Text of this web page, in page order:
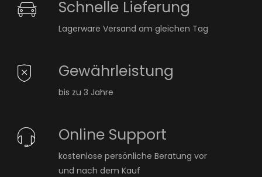
Schnelle Lieferung
Lagerware Versand am gleichen Tag
Gewährleistung
bis zu 3 Jahre
Online Support
kostenlose persönliche Beratung vor
und nach dem Kauf